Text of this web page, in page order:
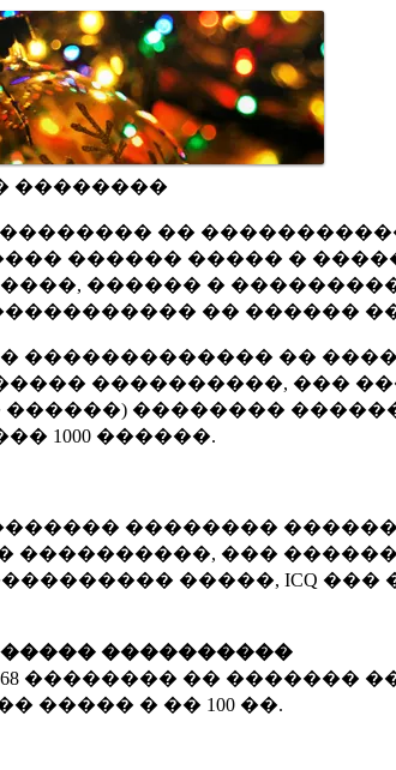
��������
��������� ��
������ ����� �
������ �
�� ������
������������� ��
����������, ���
��������
1000 ������.
��������
����������, ���
�����, ICQ
����������
�������� �� �������
����� � �� 100 ��.